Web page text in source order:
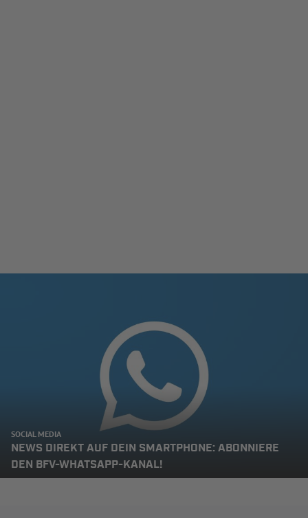
SOCIAL MEDIA
NEWS DIREKT AUF DEIN SMARTPHONE: ABONNIERE
DEN BFV-WHATSAPP-KANAL!